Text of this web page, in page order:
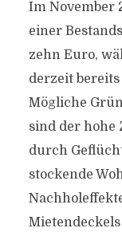
Im November
einer
zehn Euro,
derzeit bereits
Mögliche
sind der hohe
durch
stockende